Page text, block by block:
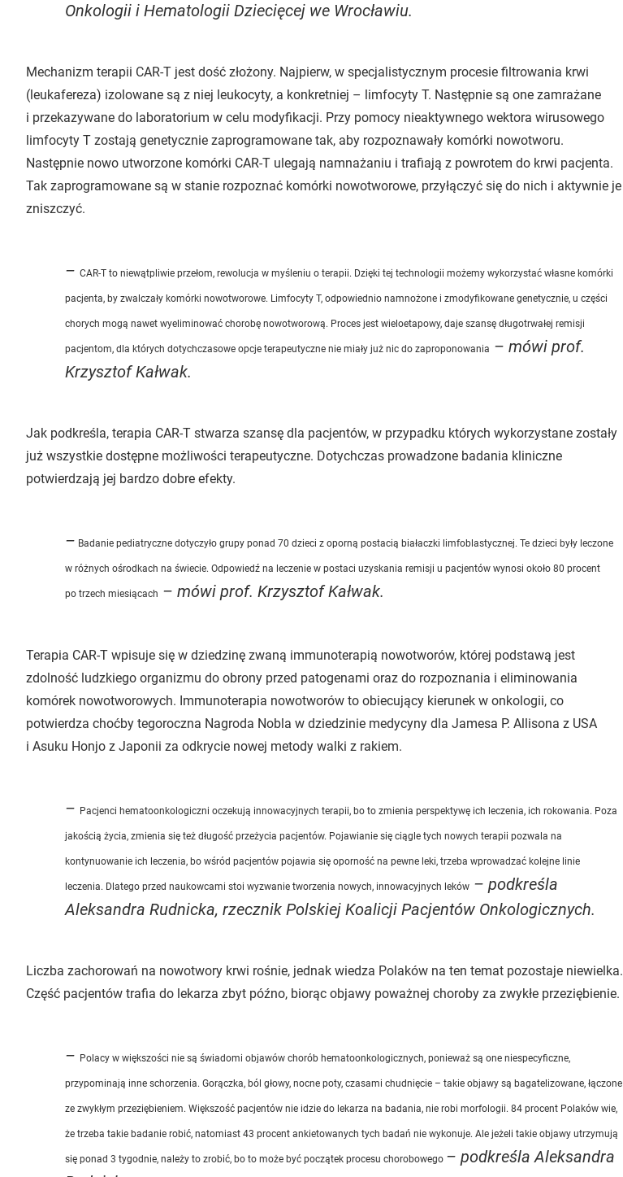
Onkologii i Hematologii Dziecięcej we Wrocławiu.
Mechanizm terapii CAR-T jest dość złożony. Najpierw, w specjalistycznym procesie filtrowania krwi
(leukafereza) izolowane są z niej leukocyty, a konkretniej – limfocyty T. Następnie są one zamrażane
i przekazywane do laboratorium w celu modyfikacji. Przy pomocy nieaktywnego wektora wirusowego
limfocyty T zostają genetycznie zaprogramowane tak, aby rozpoznawały komórki nowotworu.
Następnie nowo utworzone komórki CAR-T ulegają namnażaniu i trafiają z powrotem do krwi pacjenta.
Tak zaprogramowane są w stanie rozpoznać komórki nowotworowe, przyłączyć się do nich i aktywnie je
zniszczyć.
– CAR-T to niewątpliwie przełom, rewolucja w myśleniu o terapii. Dzięki tej technologii możemy wykorzystać własne komórki
pacjenta, by zwalczały komórki nowotworowe. Limfocyty T, odpowiednio namnożone i zmodyfikowane genetycznie, u części
chorych mogą nawet wyeliminować chorobę nowotworową. Proces jest wieloetapowy, daje szansę długotrwałej remisji
pacjentom, dla których dotychczasowe opcje terapeutyczne nie miały już nic do zaproponowania – mówi prof.
Krzysztof Kałwak.
Jak podkreśla, terapia CAR-T stwarza szansę dla pacjentów, w przypadku których wykorzystane zostały
już wszystkie dostępne możliwości terapeutyczne. Dotychczas prowadzone badania kliniczne
potwierdzają jej bardzo dobre efekty.
– Badanie pediatryczne dotyczyło grupy ponad 70 dzieci z oporną postacią białaczki limfoblastycznej. Te dzieci były leczone
w różnych ośrodkach na świecie. Odpowiedź na leczenie w postaci uzyskania remisji u pacjentów wynosi około 80 procent
po trzech miesiącach – mówi prof. Krzysztof Kałwak.
Terapia CAR-T wpisuje się w dziedzinę zwaną immunoterapią nowotworów, której podstawą jest
zdolność ludzkiego organizmu do obrony przed patogenami oraz do rozpoznania i eliminowania
komórek nowotworowych. Immunoterapia nowotworów to obiecujący kierunek w onkologii, co
potwierdza choćby tegoroczna Nagroda Nobla w dziedzinie medycyny dla Jamesa P. Allisona z USA
i Asuku Honjo z Japonii za odkrycie nowej metody walki z rakiem.
– Pacjenci hematoonkologiczni oczekują innowacyjnych terapii, bo to zmienia perspektywę ich leczenia, ich rokowania. Poza
jakością życia, zmienia się też długość przeżycia pacjentów. Pojawianie się ciągle tych nowych terapii pozwala na
kontynuowanie ich leczenia, bo wśród pacjentów pojawia się oporność na pewne leki, trzeba wprowadzać kolejne linie
leczenia. Dlatego przed naukowcami stoi wyzwanie tworzenia nowych, innowacyjnych leków – podkreśla
Aleksandra Rudnicka, rzecznik Polskiej Koalicji Pacjentów Onkologicznych.
Liczba zachorowań na nowotwory krwi rośnie, jednak wiedza Polaków na ten temat pozostaje niewielka.
Część pacjentów trafia do lekarza zbyt późno, biorąc objawy poważnej choroby za zwykłe przeziębienie.
– Polacy w większości nie są świadomi objawów chorób hematoonkologicznych, ponieważ są one niespecyficzne,
przypominają inne schorzenia. Gorączka, ból głowy, nocne poty, czasami chudnięcie – takie objawy są bagatelizowane, łączone
ze zwykłym przeziębieniem. Większość pacjentów nie idzie do lekarza na badania, nie robi morfologii. 84 procent Polaków wie,
że trzeba takie badanie robić, natomiast 43 procent ankietowanych tych badań nie wykonuje. Ale jeżeli takie objawy utrzymują
się ponad 3 tygodnie, należy to zrobić, bo to może być początek procesu chorobowego – podkreśla Aleksandra